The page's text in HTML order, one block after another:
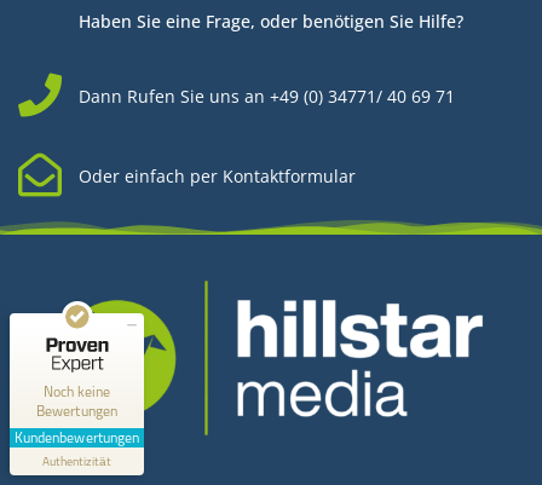
Haben Sie eine Frage, oder benötigen Sie Hilfe?
Dann Rufen Sie uns an +49 (0) 34771/ 40 69 71
Oder einfach per Kontaktformular
Kontakt
Noch keine
Bewertungen
Kundenbewertungen
Authentizität
MANGELHAFT
0,00 / 5,00
Erfahren Sie mehr über dieses Bewertungssiegel
Profil ansehen